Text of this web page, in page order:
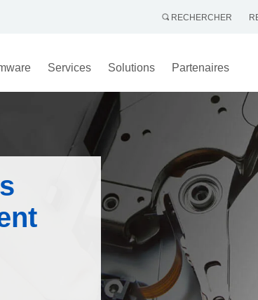
RECHERCHER
Services Solutions Partenaires